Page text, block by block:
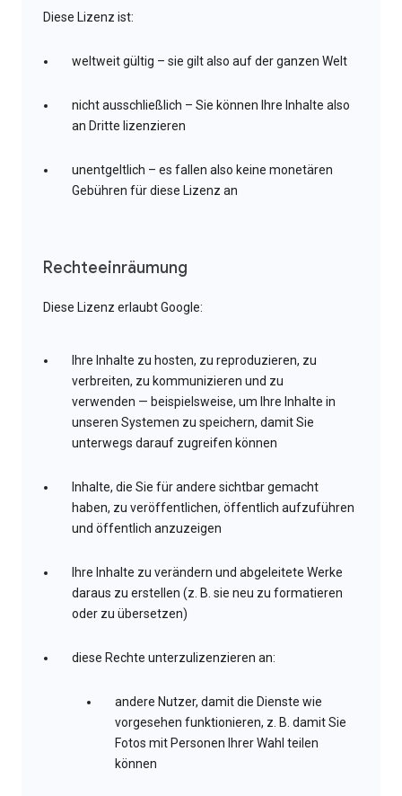
Diese Lizenz ist:
weltweit gültig – sie gilt also auf der ganzen Welt
nicht ausschließlich – Sie können Ihre Inhalte also
an Dritte lizenzieren
unentgeltlich – es fallen also keine monetären
Gebühren für diese Lizenz an
Rechteeinräumung
Diese Lizenz erlaubt Google:
Ihre Inhalte zu hosten, zu reproduzieren, zu
verbreiten, zu kommunizieren und zu
verwenden — beispielsweise, um Ihre Inhalte in
unseren Systemen zu speichern, damit Sie
unterwegs darauf zugreifen können
Inhalte, die Sie für andere sichtbar gemacht
haben, zu veröffentlichen, öffentlich aufzuführen
und öffentlich anzuzeigen
Ihre Inhalte zu verändern und abgeleitete Werke
daraus zu erstellen (z. B. sie neu zu formatieren
oder zu übersetzen)
diese Rechte unterzulizenzieren an:
andere Nutzer, damit die Dienste wie
vorgesehen funktionieren, z. B. damit Sie
Fotos mit Personen Ihrer Wahl teilen
können